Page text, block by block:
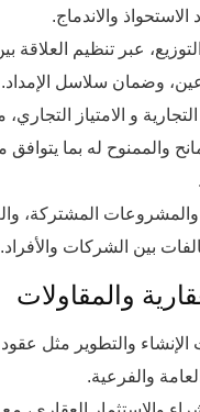
والاندماج.
عبر تنظيم العلاقة
وضمان سلاسل الإمداد.
و الامتياز
والممنوح له بما يتوافق
المشتركة،
بين الشركات والأفراد.
والفرعية.